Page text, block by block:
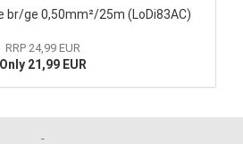
br/ge 0,50mm²/25m (LoDi83AC)
RRP 24,99 EUR
Only 21,99 EUR
-